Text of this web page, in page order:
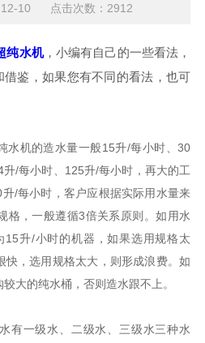
12-10 点击次数：2912
纯水机，小编有自己的一些看法，
鉴，如果您有不同的看法，也可
机的造水量一般15升/每小时、30
/每小时、125升/每小时，再大的工
/每小时，客户应根据实际用水量来
格，一般遵循3倍关系原则。如用水
升/小时的机器，如果选用规格太
快，选用规格太大，则形成浪费。如
大的纯水桶，否则造水跟不上。
一级水、二级水、三级水三种水